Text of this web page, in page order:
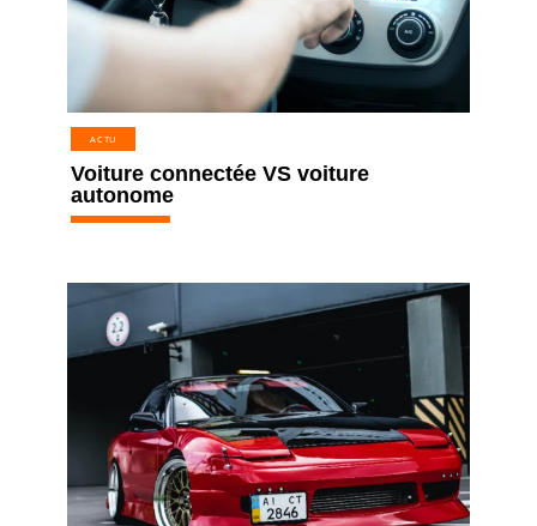
ACTU
Voiture connectée VS voiture
autonome